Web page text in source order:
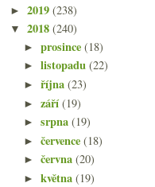
► 2019 (238)
▼ 2018 (240)
►prosince(18)
►listopadu(22)
►října(23)
►září(19)
►srpna(19)
►července(18)
►června(20)
►května(19)